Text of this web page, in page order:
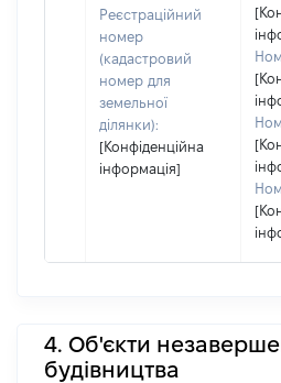
Реєстраційний
номер
(кадастровий
номер для
земельної
ділянки):
[Конфіденційна
інформація]
4. Об'єкти
будівництва